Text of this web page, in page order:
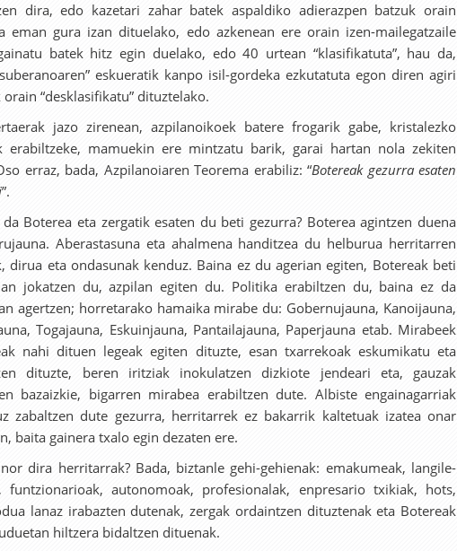
dira, edo kazetari zahar batek aspaldiko adierazpen batzuk orain
eman gura izan dituelako, edo azkenean ere orain izen-mailegatzaile
batek hitz egin duelako, edo 40 urtean “klasifikatuta”, hau da,
eskueratik kanpo isil-gordeka ezkutatuta egon diren agiri
orain “desklasifikatu” dituztelako.
jazo zirenean, azpilanoikoek batere frogarik gabe, kristalezko
erabiltzeke, mamuekin ere mintzatu barik, garai hartan nola zekiten
erraz, bada, Azpilanoiaren Teorema erabiliz: “Botereak gezurra esaten
”.
Boterea eta zergatik esaten du beti gezurra? Boterea agintzen duena
Aberastasuna eta ahalmena handitzea du helburua herritarren
dirua eta ondasunak kenduz. Baina ez du agerian egiten, Botereak beti
jokatzen du, azpilan egiten du. Politika erabiltzen du, baina ez da
agertzen; horretarako hamaika mirabe du: Gobernujauna, Kanoijauna,
Togajauna, Eskuinjauna, Pantailajauna, Paperjauna etab. Mirabeek
nahi dituen legeak egiten dituzte, esan txarrekoak eskumikatu eta
dituzte, beren iritziak inokulatzen dizkiote jendeari eta, gauzak
bazaizkie, bigarren mirabea erabiltzen dute. Albiste engainagarriak
zabaltzen dute gezurra, herritarrek ez bakarrik kaltetuak izatea onar
baita gainera txalo egin dezaten ere.
dira herritarrak? Bada, biztanle gehi-gehienak: emakumeak, langile-
funtzionarioak, autonomoak, profesionalak, enpresario txikiak, hots,
lanaz irabazten dutenak, zergak ordaintzen dituztenak eta Botereak
hiltzera bidaltzen dituenak.